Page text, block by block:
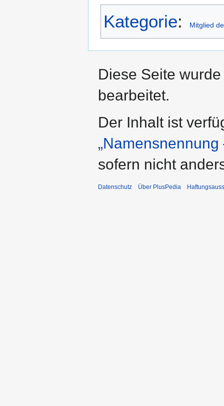
Kategorie: Mitglied
Diese Seite
bearbeitet.
Der Inhalt ist
sofern nicht
Datenschutz Über PlusPedia